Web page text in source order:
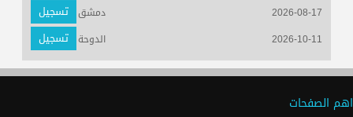
2026-08-17 دمشق تسجيل
2026-10-11 الدوحة تسجيل
اهم الصفحات